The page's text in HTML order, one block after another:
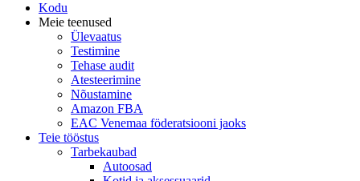
Kodu
Meie teenused
Ülevaatus
Testimine
Tehase audit
Atesteerimine
Nõustamine
Amazon FBA
EAC Venemaa föderatsiooni jaoks
Teie tööstus
Tarbekaubad
Autoosad